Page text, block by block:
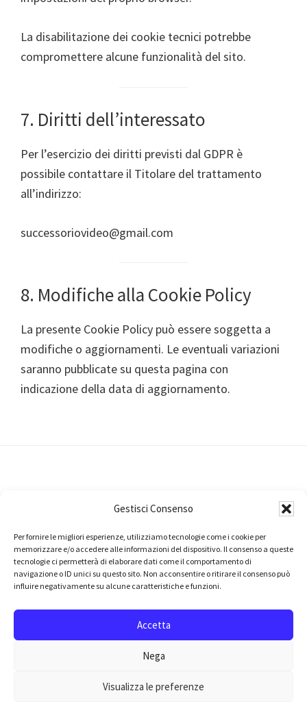
Gestisci Consenso
Per fornire le migliori esperienze, utilizziamo tecnologie come i cookie per
memorizzare e/o accedere alle informazioni del dispositivo. Il consenso a queste
tecnologie ci permetterà di elaborare dati come il comportamento di
navigazione o ID unici su questo sito. Non acconsentire o ritirare il consenso può
influire negativamente su alcune caratteristiche e funzioni.
Accetta
Nega
Visualizza le preferenze
La disabilitazione dei cookie tecnici potrebbe
compromettere alcune funzionalità del sito.
7. Diritti dell’interessato
Per l’esercizio dei diritti previsti dal GDPR è
possibile contattare il Titolare del trattamento
all’indirizzo:
successoriovideo@gmail.com
8. Modifiche alla Cookie Policy
La presente Cookie Policy può essere soggetta a
modifiche o aggiornamenti. Le eventuali variazioni
saranno pubblicate su questa pagina con
indicazione della data di aggiornamento.
Il progettoSuccessorionasce dalla volontà di
giuristi,comunicatorieavvocatidi promuovere
la cultura della pianificazione successoria in Italia.